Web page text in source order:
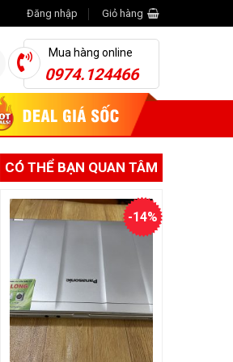
Đăng nhập Giỏ hàng
Mua hàng online
0974.124466
CÓ THỂ BẠN QUAN TÂM
-14%